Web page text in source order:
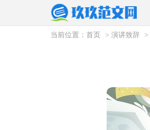
当前位置： 首页 > 演讲致辞 >